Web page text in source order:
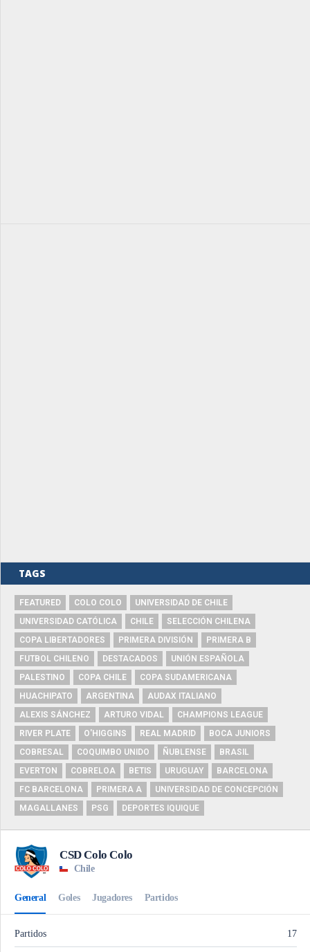
TAGS
FEATURED COLO COLO
UNIVERSIDAD DE CHILE
UNIVERSIDAD CATÓLICA
CHILE
SELECCIÓN CHILENA
COPA LIBERTADORES
PRIMERA DIVISIÓN
PRIMERA B
FUTBOL CHILENO
DESTACADOS
UNIÓN ESPAÑOLA
PALESTINO
COPA CHILE
COPA SUDAMERICANA
HUACHIPATO
ARGENTINA
AUDAX ITALIANO
ALEXIS SÁNCHEZ
ARTURO VIDAL
CHAMPIONS LEAGUE
RIVER PLATE
O'HIGGINS REAL MADRID
BOCA JUNIORS
COBRESAL
COQUIMBO UNIDO ÑUBLENSE
BRASIL
EVERTON
COBRELOA BETIS URUGUAY
BARCELONA
FC BARCELONA
PRIMERA A
UNIVERSIDAD DE CONCEPCIÓN
MAGALLANES
PSG DEPORTES IQUIQUE